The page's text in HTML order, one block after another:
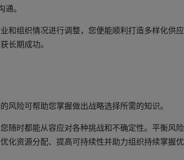
。
和组织情况进行调整，您便能顺利打造多样化供
长期成功。
风险可帮助您掌握做出战略选择所需的知识。
随时都能从容应对各种挑战和不确定性。平衡风
化资源分配、提高可持续性并助力组织持续掌握